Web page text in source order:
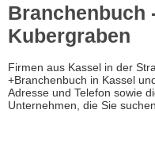
Branchenbuch
Kubergraben
Firmen aus Kassel in der
+Branchenbuch in Kassel
Adresse und Telefon sowie
Unternehmen, die Sie suchen.